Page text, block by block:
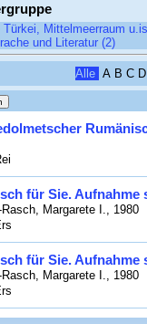
Mittelmeerraum
und Literatur (2)
Alle A B C D
für Sie. Aufnahme
Rasch, Margarete I., 1980
für Sie. Aufnahme
Rasch, Margarete I., 1980